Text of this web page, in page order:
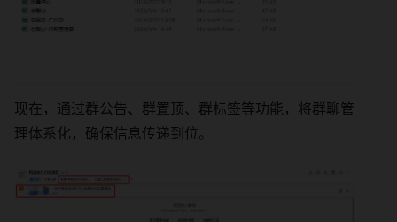
现在，通过群公告、群置顶、群标签等功能，将群聊管
理体系化，确保信息传递到位。